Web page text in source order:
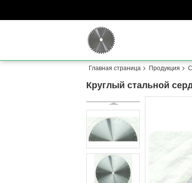
Главная страница Продукция
Круглый стальной